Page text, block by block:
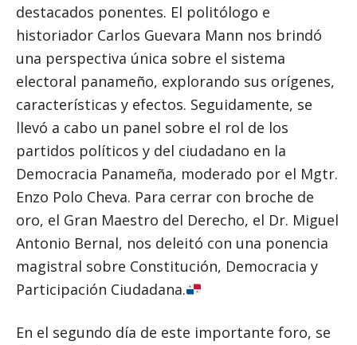
destacados ponentes. El politólogo e
historiador Carlos Guevara Mann nos brindó
una perspectiva única sobre el sistema
electoral panameño, explorando sus orígenes,
características y efectos. Seguidamente, se
llevó a cabo un panel sobre el rol de los
partidos políticos y del ciudadano en la
Democracia Panameña, moderado por el Mgtr.
Enzo Polo Cheva. Para cerrar con broche de
oro, el Gran Maestro del Derecho, el Dr. Miguel
Antonio Bernal, nos deleitó con una ponencia
magistral sobre Constitución, Democracia y
Participación Ciudadana.
En el segundo día de este importante foro, se